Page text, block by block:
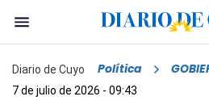
Diario de Cuyo Política
7 de julio de 2026 - 09:43